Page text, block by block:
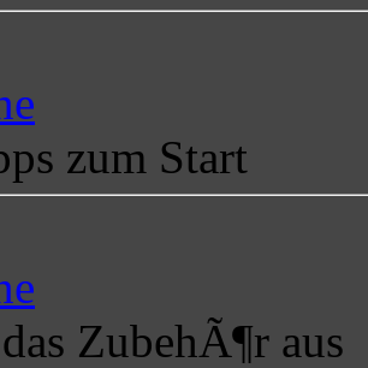
zum Start
ZubehÃ¶r aus